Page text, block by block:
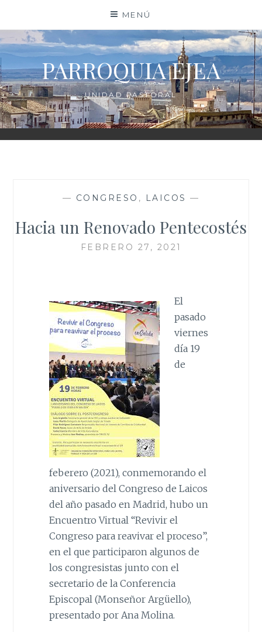
contenido
MENÚ
PARROQUIA EJEA
UNIDAD PASTORAL
— CONGRESO , LAICOS —
Hacia un Renovado Pentecostés
FEBRERO 27, 2021
El
pasado
viernes
día 19
de
feberero (2021), conmemorando el
aniversario del Congreso de Laicos
del año pasado en Madrid, hubo un
Encuentro Virtual “Revivir el
Congreso para reavivar el proceso”,
en el que participaron algunos de
los congresistas junto con el
secretario de la Conferencia
Episcopal (Monseñor Argüello),
presentado por Ana Molina.